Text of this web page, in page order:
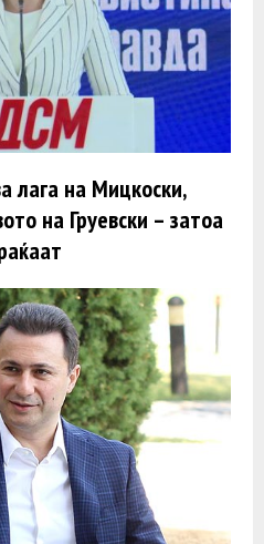
лага на Мицкоски,
на Груевски – затоа